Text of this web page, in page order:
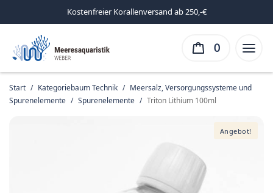
Kostenfreier Korallenversand ab 250,-€
0
Start / Kategoriebaum Technik / Meersalz, Versorgungssysteme und
Spurenelemente / Spurenelemente / Triton Lithium 100ml
Angebot!